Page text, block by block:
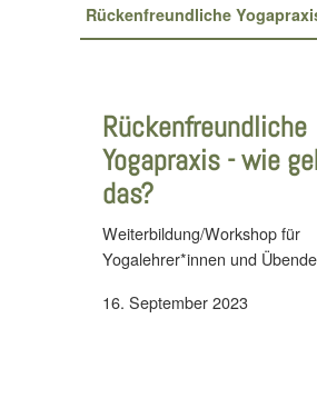
Rückenfreundliche
Rückenfreundliche
Yogapraxis - wie
das?
Weiterbildung/Workshop für
Yogalehrer*innen und Übende
16. September 2023